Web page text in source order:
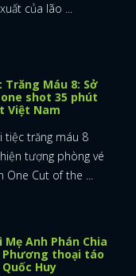
của lão ...
Trăng Máu 8: Sở
shot 35 phút
Việt Nam
tiệc trăng máu 8
tượng phòng vé
One Cut of the ...
Mẹ Anh Phán Chia
Phương thoại táo
Huy